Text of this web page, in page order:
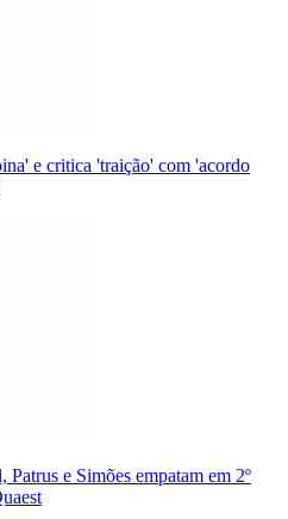
e critica 'traição' com 'acordo
e Simões empatam em 2º